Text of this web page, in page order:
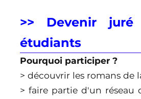
>> Devenir
étudiants
Pourquoi participer ?
> découvrir les romans de
> faire partie d'un réseau